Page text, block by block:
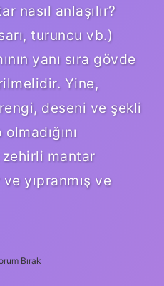
nasıl anlaşılır?
turuncu vb.)
yanı sıra gövde
Yine,
deseni ve şekli
mantar
yıpranmış ve
Bırak